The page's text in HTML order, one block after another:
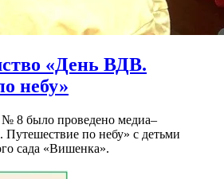
«День ВДВ.
небу»
8 было проведено медиа–
по небу» с детьми
сада «Вишенка».